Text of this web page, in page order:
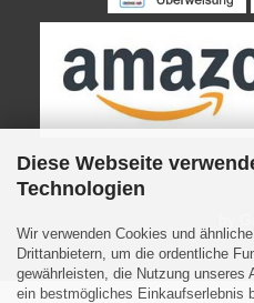
Diese Webseite
Technologien
Wir verwenden Cookies und
Drittanbietern, um die ordentliche
gewährleisten, die Nutzung unseres
ein bestmögliches Einkaufserlebnis